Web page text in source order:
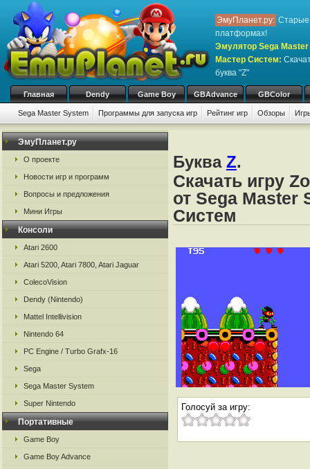
ЭмуПланет.ру: Старые
платформах!
Эмулятор Sega Master
Мастер Систем:
буква "Z"
Главная Dendy Game Boy GBAdvance GBColor
Sega Master System Программы для запуска игр Рейтинг игр Обзоры
ЭмуПланет.ру
О проекте
Новости игр и программ
Вопросы и предложения
Мини Игры
Консоли
Atari 2600
Atari 5200, Atari 7800, Atari Jaguar
ColecoVision
Dendy (Nintendo)
Mattel Intellivision
Nintendo 64
PC Engine / Turbo Grafx-16
Sega
Sega Master System
Super Nintendo
Портативные
Game Boy
Game Boy Advance
Буква Z.
Скачать игру
от Sega Master
Систем
Голосуй за игру: